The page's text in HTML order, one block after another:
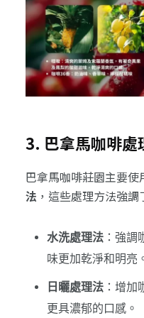
3. 巴拿馬咖啡處
巴拿馬咖啡莊園主要使
法 ，這些處理方法強
水洗處理法：強調
味更加乾淨和明亮
日曬處理法：增加
更具濃郁的口感。